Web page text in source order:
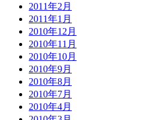
2011年2月
2011年1月
2010年12月
2010年11月
2010年10月
2010年9月
2010年8月
2010年7月
2010年4月